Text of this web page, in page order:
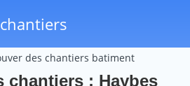
des chantiers batiment
chantiers : Haybes